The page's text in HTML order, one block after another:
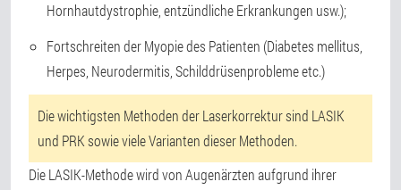
Hornhautdystrophie, entzündliche Erkrankungen usw.);
Fortschreiten der Myopie des Patienten (Diabetes mellitus,
Herpes, Neurodermitis, Schilddrüsenprobleme etc.)
Die wichtigsten Methoden der Laserkorrektur sind LASIK
und PRK sowie viele Varianten dieser Methoden.
Die LASIK-Methode wird von Augenärzten aufgrund ihrer